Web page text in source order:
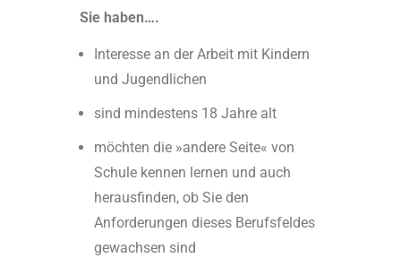
Sie haben….
Interesse an der Arbeit mit Kindern
und Jugendlichen
sind mindestens 18 Jahre alt
möchten die »andere Seite« von
Schule kennen lernen und auch
herausfinden, ob Sie den
Anforderungen dieses Berufsfeldes
gewachsen sind